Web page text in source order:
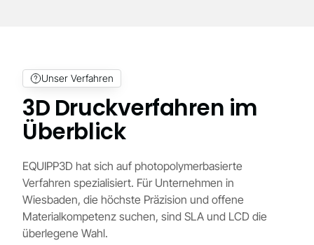
Unser Verfahren
3D Druckverfahren im
Überblick
EQUIPP3D hat sich auf photopolymerbasierte
Verfahren spezialisiert. Für Unternehmen in
Wiesbaden, die höchste Präzision und offene
Materialkompetenz suchen, sind SLA und LCD die
überlegene Wahl.